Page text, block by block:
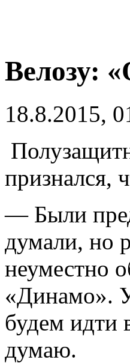
Велозу:
18.8.2015,
признался,
— Были
думали, но
неуместно
«Динамо».
будем идти
думаю.